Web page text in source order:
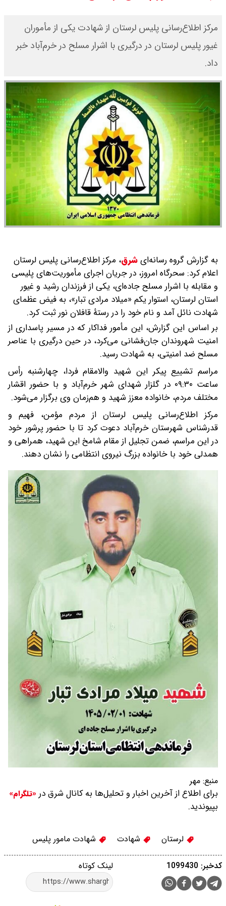
۱۴۰۵ اعلام شد/ طلا بر مدار صعود
/ نفت صعودی شد + جدول
مرکز اطلاع‌رسانی پلیس لرستان از شهادت یکی از مأموران
غیور پلیس لرستان در درگیری با اشرار مسلح در خرم‌آباد خبر
داد.
به گزارش گروه رسانه‌ایشرق، مرکز اطلاع‌رسانی پلیس لرستان
اعلام کرد: سحرگاه امروز، در جریان اجرای مأموریت‌های پلیسی
و مقابله با اشرار مسلح جاده‌ای، یکی از فرزندان رشید و غیور
استان لرستان، استوار یکم «میلاد مرادی تبار»، به فیض عظمای
شهادت نائل آمد و نام خود را در رستۀ قافلان نور ثبت کرد.
بر اساس این گزارش، این مأمور فداکار که در مسیر پاسداری از
امنیت شهروندان جان‌فشانی می‌کرد، در حین درگیری با عناصر
مسلح ضد امنیتی، به شهادت رسید.
مراسم تشییع پیکر این شهید والامقام فردا، چهارشنبه رأس
ساعت ۰۹:۳۰ در گلزار شهدای شهر خرم‌آباد و با حضور اقشار
مختلف مردم، خانواده معزز شهید و هم‌زمان وی برگزار می‌شود.
مرکز اطلاع‌رسانی پلیس لرستان از مردم مؤمن، فهیم و
قدرشناس شهرستان خرم‌آباد دعوت کرد تا با حضور پرشور خود
در این مراسم، ضمن تجلیل از مقام شامخ این شهید، همراهی و
همدلی خود با خانواده بزرگ نیروی انتظامی را نشان دهند.
منبع: مهر
برای اطلاع از آخرین اخبار و تحلیل‌ها به کانال شرق در «تلگرام»
بپیوندید.
لرستان شهادت شهادت مامور پلیس
لینک کوتاه کدخبر: 1099430